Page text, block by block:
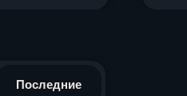
Последние